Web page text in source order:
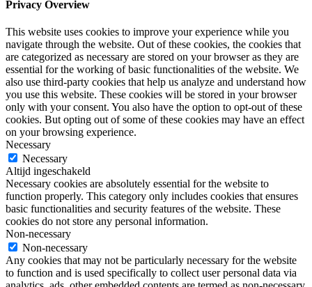
Privacy Overview
This website uses cookies to improve your experience while you
navigate through the website. Out of these cookies, the cookies that
are categorized as necessary are stored on your browser as they are
essential for the working of basic functionalities of the website. We
also use third-party cookies that help us analyze and understand how
you use this website. These cookies will be stored in your browser
only with your consent. You also have the option to opt-out of these
cookies. But opting out of some of these cookies may have an effect
on your browsing experience.
Necessary
Necessary
Altijd ingeschakeld
Necessary cookies are absolutely essential for the website to
function properly. This category only includes cookies that ensures
basic functionalities and security features of the website. These
cookies do not store any personal information.
Non-necessary
Non-necessary
Any cookies that may not be particularly necessary for the website
to function and is used specifically to collect user personal data via